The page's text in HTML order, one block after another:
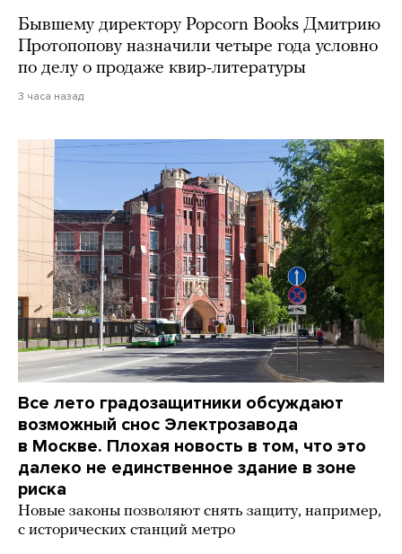
Бывшему директору Popcorn Books Дмитрию
Протопопову назначили четыре года условно
по делу о продаже квир-литературы
3 часа назад
Все лето градозащитники обсуждают
возможный снос Электрозавода
в Москве. Плохая новость в том, что это
далеко не единственное здание в зоне
риска
Новые законы позволяют снять защиту, например,
с исторических станций метро